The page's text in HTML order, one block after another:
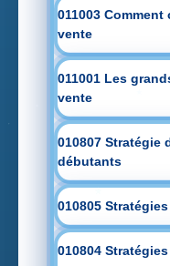
011003
vente
011001 Les
vente
010807 Stratégie
débutants
010805
010804